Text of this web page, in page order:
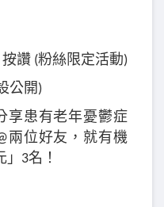
讚 (粉絲限定活動)
公開)
享患有老年憂鬱症
兩位好友，就有機
3名！